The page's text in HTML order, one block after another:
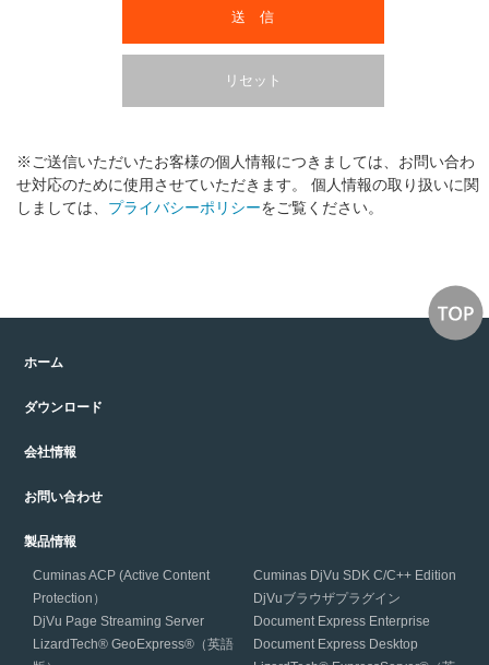
※ご送信いただいたお客様の個人情報につきましては、お問い合わ
せ対応のために使用させていただきます。 個人情報の取り扱いに関
しましては、 プライバシーポリシーをご覧ください。
ホーム
ダウンロード
会社情報
お問い合わせ
製品情報
Cuminas ACP (Active Content
Protection）
Cuminas DjVu SDK C/C++ Edition
DjVuブラウザプラグイン
DjVu Page Streaming Server
Document Express Enterprise
LizardTech® GeoExpress®（英語
Document Express Desktop